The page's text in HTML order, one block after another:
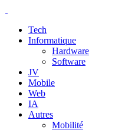
Tech
Informatique
Hardware
Software
JV
Mobile
Web
IA
Autres
Mobilité